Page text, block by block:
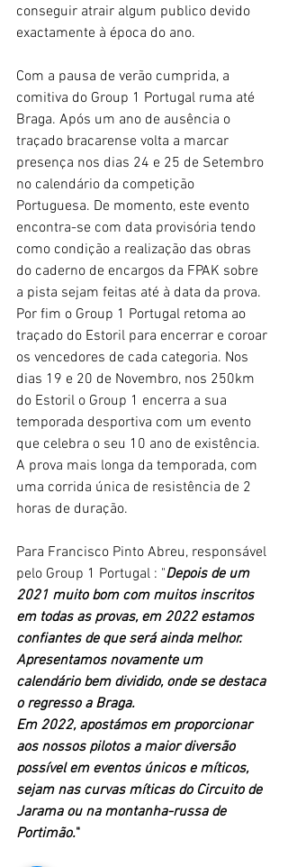
conseguir atrair algum publico devido
exactamente à época do ano.
Com a pausa de verão cumprida, a
comitiva do Group 1 Portugal ruma até
Braga. Após um ano de ausência o
traçado bracarense volta a marcar
presença nos dias 24 e 25 de Setembro
no calendário da competição
Portuguesa. De momento, este evento
encontra-se com data provisória tendo
como condição a realização das obras
do caderno de encargos da FPAK sobre
a pista sejam feitas até à data da prova.
Por fim o Group 1 Portugal retoma ao
traçado do Estoril para encerrar e coroar
os vencedores de cada categoria. Nos
dias 19 e 20 de Novembro, nos 250km
do Estoril o Group 1 encerra a sua
temporada desportiva com um evento
que celebra o seu 10 ano de existência.
A prova mais longa da temporada, com
uma corrida única de resistência de 2
horas de duração.
Para Francisco Pinto Abreu, responsável
pelo Group 1 Portugal : "Depois de um
2021 muito bom com muitos inscritos
em todas as provas, em 2022 estamos
confiantes de que será ainda melhor.
Apresentamos novamente um
calendário bem dividido, onde se destaca
o regresso a Braga.
Em 2022, apostámos em proporcionar
aos nossos pilotos a maior diversão
possível em eventos únicos e míticos,
sejam nas curvas míticas do Circuito de
Jarama ou na montanha-russa de
Portimão."